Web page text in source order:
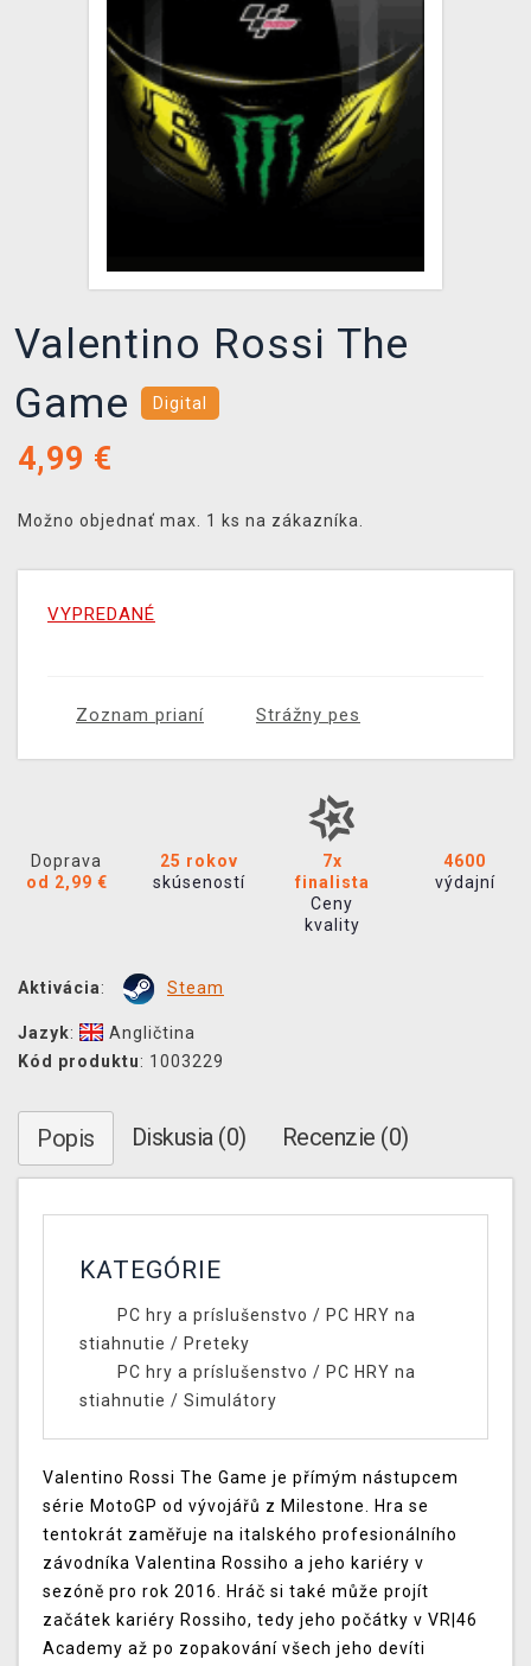
XZONE KLUB
Valentino Rossi The
Game
Digital
4,99 €
Možno objednať max. 1 ks na zákazníka.
VYPREDANÉ
Zoznam prianí Strážny pes
Doprava
od 2,99 €
25 rokov
skúseností
7x
finalista
Ceny
kvality
4600
výdajní
Aktivácia: Steam
Jazyk:
Angličtina
Kód produktu: 1003229
Popis Diskusia (0) Recenzie (0)
KATEGÓRIE
PC hry a príslušenstvo / PC HRY na
stiahnutie / Preteky
PC hry a príslušenstvo / PC HRY na
stiahnutie / Simulátory
Valentino Rossi The Game je přímým nástupcem
série MotoGP od vývojářů z Milestone. Hra se
tentokrát zaměřuje na italského profesionálního
závodníka Valentina Rossiho a jeho kariéry v
sezóně pro rok 2016. Hráč si také může projít
začátek kariéry Rossiho, tedy jeho počátky v VR|46
Academy až po zopakování všech jeho devíti